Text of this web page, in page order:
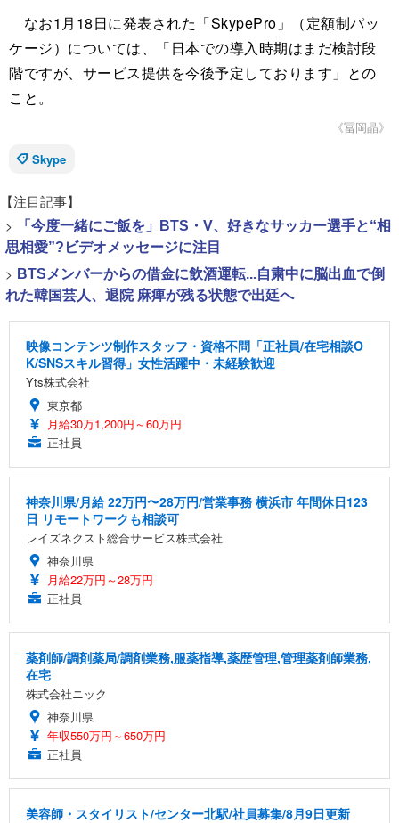
なお1月18日に発表された「SkypePro」（定額制パッ
ケージ）については、「日本での導入時期はまだ検討段
階ですが、サービス提供を今後予定しております」との
こと。
《冨岡晶》
Skype
【注目記事】
>
「今度一緒にご飯を」BTS・V、好きなサッカー選手と“相
思相愛”?ビデオメッセージに注目
> BTSメンバーからの借金に飲酒運転...自粛中に脳出血で倒
れた韓国芸人、退院 麻痺が残る状態で出廷へ
映像コンテンツ制作スタッフ・資格不問「正社員/在宅相談O
K/SNSスキル習得」女性活躍中・未経験歓迎
Yts株式会社
東京都
月給30万1,200円～60万円
正社員
神奈川県/月給 22万円〜28万円/営業事務 横浜市 年間休日123
日 リモートワークも相談可
レイズネクスト総合サービス株式会社
神奈川県
月給22万円～28万円
正社員
薬剤師/調剤薬局/調剤業務,服薬指導,薬歴管理,管理薬剤師業務,
在宅
株式会社ニック
神奈川県
年収550万円～650万円
正社員
美容師・スタイリスト/センター北駅/社員募集/8月9日更新